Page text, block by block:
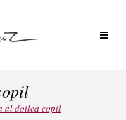
al doilea copil